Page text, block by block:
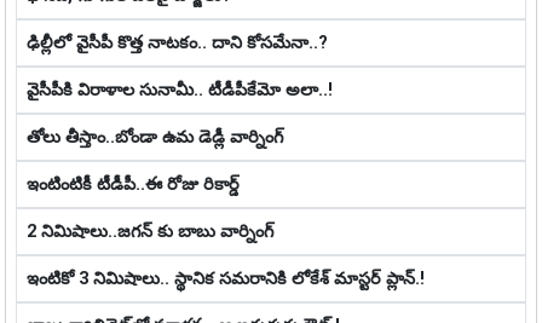
ఢిల్లీలో వైసీపీ కొత్త నాట‌కం.. దాని కోస‌మేనా..?
వైసీపీకి విరాళాల సునామీ.. టీడీపీకేమో అలా..!
తోలు తీస్తాం..బోండా ఉమ డెడ్లీ వార్నింగ్
ఇంటింటికీ టీడీపీ..ఈ రోజు రికార్డ్
2 నిమిషాలు..జగన్ కు బాబు వార్నింగ్
ఇంటికో 3 నిమిషాలు.. స్థానిక స‌మ‌రానికి లోకేశ్ మాస్ట‌ర్ ప్లాన్‌.!